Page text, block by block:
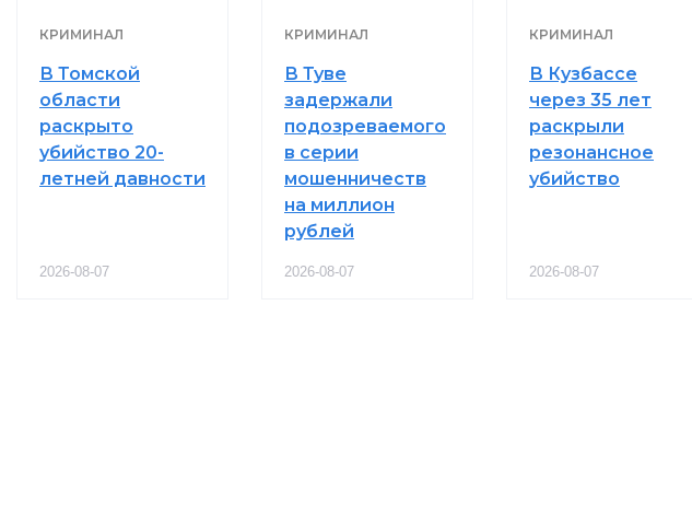
КРИМИНАЛ
В Томской
области
раскрыто
убийство 20-
летней давности
2026-08-07
КРИМИНАЛ
В Туве
задержали
подозреваемого
в серии
мошенничеств
на миллион
рублей
2026-08-07
КРИМИНАЛ
В Кузбассе
через 35 лет
раскрыли
резонансное
убийство
2026-08-07